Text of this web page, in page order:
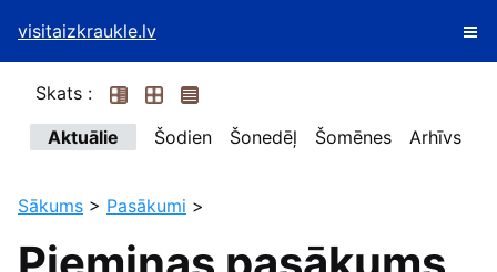
visitaizkraukle.lv
Skats :
Aktuālie
Šodien Šonedēļ Šomēnes Arhīvs
Sākums > Pasākumi >